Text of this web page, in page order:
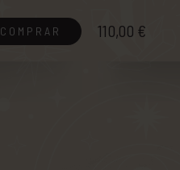
COMPRAR 110,00 €